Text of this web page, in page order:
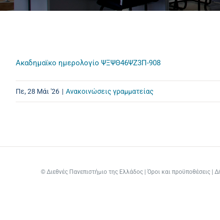
Ακαδημαϊκο ημερολογίο ΨΞΨΘ46ΨΖ3Π-908
Πε, 28 Μάι '26 | Ανακοινώσεις γραμματείας
©Διεθνές Πανεπιστήμιο της Ελλάδος |Όροι και προϋποθέσεις |